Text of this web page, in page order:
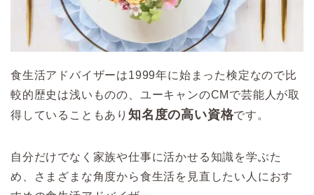
食生活アドバイザーは1999年に始まった検定なので比
較的歴史は浅いものの、ユーキャンのCMで芸能人が取
得していることもあり 知名度の高い資格です。
自分だけでなく家族や仕事に活かせる知識を学ぶた
め、さまざまな角度から食生活を見直したい人におす